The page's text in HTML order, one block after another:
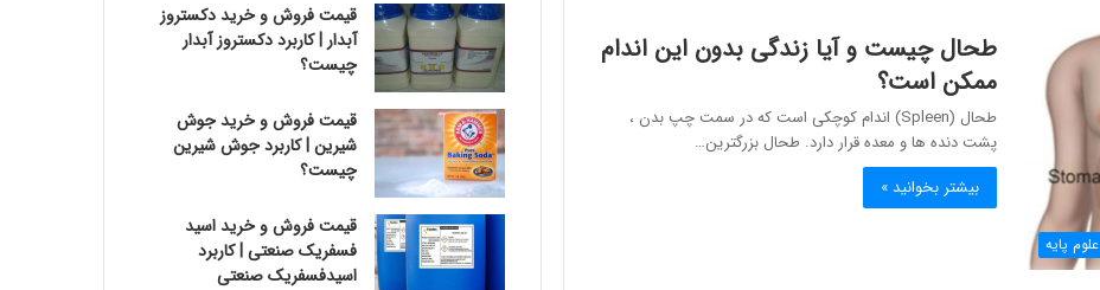
علوم پایه
طحال چیست و آیا زندگی بدون این اندام
ممکن است؟
طحال (Spleen) اندام کوچکی است که در سمت چپ بدن ،
پشت دنده ها و معده قرار دارد. طحال بزرگترین…
بیشتر بخوانید »
قیمت فروش و خرید دکستروز
آبدار | کاربرد دکستروز آبدار
چیست؟
قیمت فروش و خرید جوش
شیرین | کاربرد جوش شیرین
چیست؟
قیمت فروش و خرید اسید
فسفریک صنعتی | کاربرد
اسیدفسفریک صنعتی